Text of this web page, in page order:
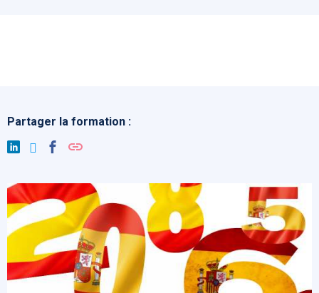
Partager la formation :